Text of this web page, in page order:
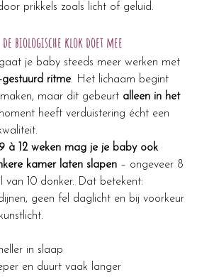
prikkels zoals licht of geluid.
biologische klok doet mee
je baby steeds meer werken met
ritme. Het lichaam begint
maar dit gebeurt alleen in het
heeft verduistering écht een
à 12 weken mag je je baby ook
kamer laten slapen – ongeveer 8
10 donker. Dat betekent:
geen fel daglicht en bij voorkeur
in slaap
en duurt vaak langer